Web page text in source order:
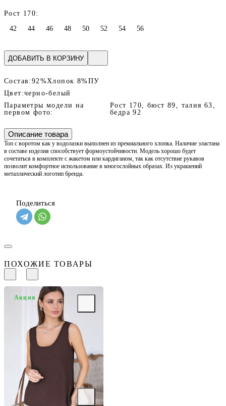
Рост 170:
42
44 46 48 50 52 54 56
ДОБАВИТЬ В КОРЗИНУ
Состав: 92%Хлопок 8%ПУ
Цвет:черно-белый
Параметры модели на
первом фото:
Рост 170, бюст 89, талия 63,
бедра 92
Описание товара
Топ с воротом как у водолазки выполнен из премиального хлопка. Наличие эластана
в составе изделия способствует формоустойчивости. Модель хорошо будет
сочетаться в комплекте с жакетом или кардиганом, так как отсутствие рукавов
позволит комфортное использование в многослойных образах. Из украшений
металлический логотип бренда.
Поделиться
ПОХОЖИЕ ТОВАРЫ
Акция